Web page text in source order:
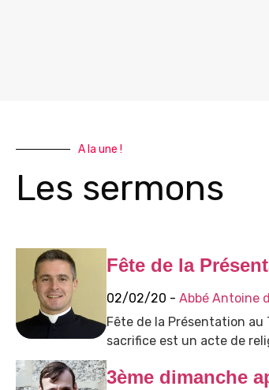
A la une !
Les sermons
Fête de la
02/02/20 - Abbé Antoine
Fête de la Présentation au
sacrifice est un acte de
3ème dimanche